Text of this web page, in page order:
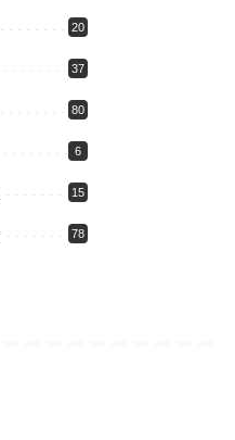
20
37
80
6
15
78